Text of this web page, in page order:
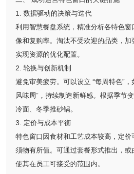
1. 数据驱动的决策与迭代
利用智慧餐盘系统，精准分析各特色
像和复购率。淘汰不受欢迎的品类，加
实现资源的优化配置。
2. 轮换与创新机制
避免审美疲劳。可以设立 “每周特色”，
风味周”，持续制造新鲜感。根据季节
冷面、冬季推砂锅。
3. 定价与成本平衡
特色窗口因食材和工艺成本较高，定
须物有所值。可通过套餐形式推出，或
使其在员工可接受的范围内。